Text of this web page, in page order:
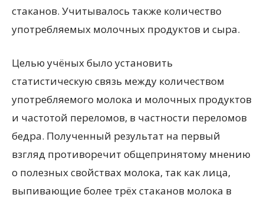
стаканов. Учитывалось также количество
употребляемых молочных продуктов и сыра.
Целью учёных было установить
статистическую связь между количеством
употребляемого молока и молочных продуктов
и частотой переломов, в частности переломов
бедра. Полученный результат на первый
взгляд противоречит общепринятому мнению
о полезных свойствах молока, так как лица,
выпивающие более трёх стаканов молока в